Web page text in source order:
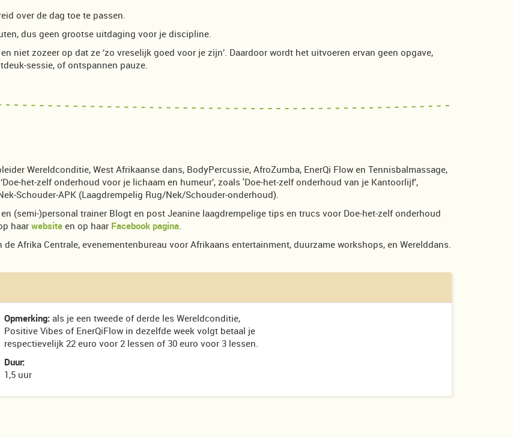
over de dag toe te passen.
dus geen grootse uitdaging voor je discipline.
niet zozeer op dat ze ‘zo vreselijk goed voor je zijn’. Daardoor wordt het uitvoeren ervan geen opgave,
sessie, of ontspannen pauze.
Wereldconditie, West Afrikaanse dans, BodyPercussie, AfroZumba, EnerQi Flow en Tennisbalmassage,
het-zelf onderhoud voor je lichaam en humeur’, zoals 'Doe-het-zelf onderhoud van je Kantoorlijf’,
Schouder-APK (Laagdrempelig Rug/Nek/Schouder-onderhoud).
(semi-)personal trainer Blogt en post Jeanine laagdrempelige tips en trucs voor Doe-het-zelf onderhoud
haar website en op haar Facebook pagina
de Afrika Centrale, evenementenbureau voor Afrikaans entertainment, duurzame workshops, en Werelddans.
Opmerking: als je een tweede of derde les Wereldconditie,
Positive Vibes of EnerQiFlow in dezelfde week volgt betaal je
respectievelijk 22 euro voor 2 lessen of 30 euro voor 3 lessen.
Duur:
1,5 uur